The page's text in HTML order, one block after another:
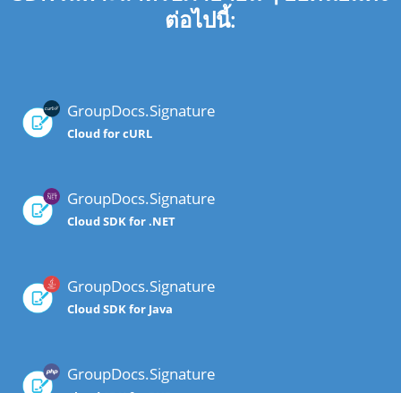
ต่อไปนี้:
GroupDocs.Signature
Cloud for cURL
GroupDocs.Signature
Cloud SDK for .NET
GroupDocs.Signature
Cloud SDK for Java
GroupDocs.Signature